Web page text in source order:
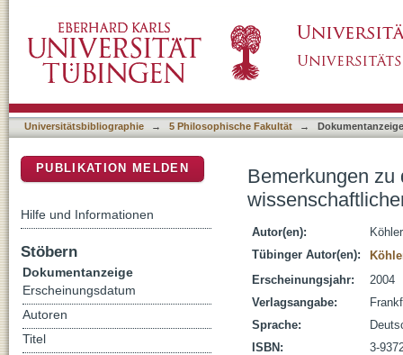
Universitätsbibliographie → 5 Philosophische Fakultät → Dokumentanzeige
Bemerkungen zu
Autor(en):
Tübinger Autor(en):
Erscheinungsjahr:
2004
Verlagsangabe:
Sprache:
ISBN:
3-
PUBLIKATION MELDEN
Hilfe und Informationen
Stöbern
Dokumentanzeige
Erscheinungsdatum
Autoren
Titel